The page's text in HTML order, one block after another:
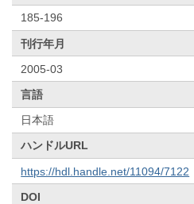
185-196
刊行年月
2005-03
言語
日本語
ハンドルURL
https://hdl.handle.net/11094/7122
DOI